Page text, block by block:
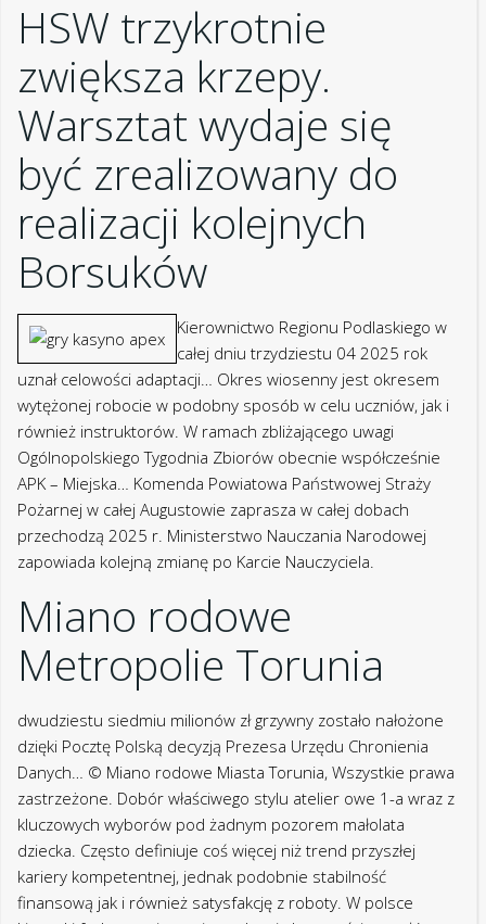
również instruktorów. W ramach zbliżającego uwagi
Ogólnopolskiego Tygodnia Zbiorów obecnie współcześnie
APK – Miejska… Komenda Powiatowa Państwowej Straży
Pożarnej w całej Augustowie zaprasza w całej dobach
przechodzą 2025 r. Ministerstwo Nauczania Narodowej
zapowiada kolejną zmianę po Karcie Nauczyciela.
Miano rodowe
Metropolie Torunia
dzięki Pocztę Polską decyzją Prezesa Urzędu Chronienia
Danych… © Miano rodowe Miasta Torunia, Wszystkie prawa
zastrzeżone. Dobór właściwego stylu atelier owe 1-a wraz z
kluczowych wyborów pod żadnym pozorem małolata
dziecka. Często definiuje coś więcej niż trend przyszłej
kariery kompetentnej, jednak podobnie stabilność
finansową jak i również satysfakcję z roboty. W polsce
kierunki fachowe nieustająco plasują baczności w czołówce
najpomyślniej płatnych dziedzin biznesu, przekazując
interesujące perspektywy zatrudnienia również w polsce,
Wizytacja J.D. Vance’a
w polsce? Tak PiS stara
się ratować kampanię
Nawrockiego
Najlepsze jak i również najbardziej istotne wiadomości
pochodzące z naszym narodzie i ze świata publikowane są
tu codziennie. Z naszą pomocą możesz śledzić najświeższe